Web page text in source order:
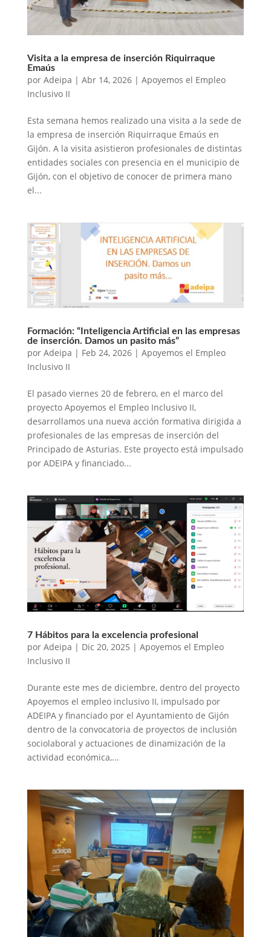
Visita a la empresa de inserción Riquirraque
Emaús
por Adeipa | Abr 14, 2026| Apoyemos el Empleo
Inclusivo II
Esta semana hemos realizado una visita a la sede de
la empresa de inserción Riquirraque Emaús en
Gijón. A la visita asistieron profesionales de distintas
entidades sociales con presencia en el municipio de
Gijón, con el objetivo de conocer de primera mano
el...
Formación: “Inteligencia Artificial en las empresas
de inserción. Damos un pasito más”
por Adeipa | Feb 24, 2026| Apoyemos el Empleo
Inclusivo II
El pasado viernes 20 de febrero, en el marco del
proyecto Apoyemos el Empleo Inclusivo II,
desarrollamos una nueva acción formativa dirigida a
profesionales de las empresas de inserción del
Principado de Asturias. Este proyecto está impulsado
por ADEIPA y financiado...
7 Hábitos para la excelencia profesional
por Adeipa | Dic 20, 2025 | Apoyemos el Empleo
Inclusivo II
Durante este mes de diciembre, dentro del proyecto
Apoyemos el empleo inclusivo II, impulsado por
ADEIPA y financiado por el Ayuntamiento de Gijón
dentro de la convocatoria de proyectos de inclusión
sociolaboral y actuaciones de dinamización de la
actividad económica,...